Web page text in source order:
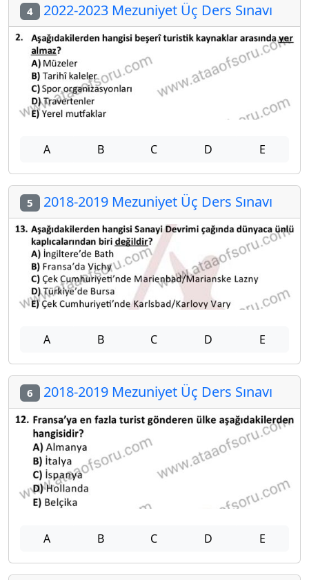
4 2022-2023 Mezuniyet Üç Ders Sınavı
A B C D E
5 2018-2019 Mezuniyet Üç Ders Sınavı
A B C D E
6 2018-2019 Mezuniyet Üç Ders Sınavı
A B C D E